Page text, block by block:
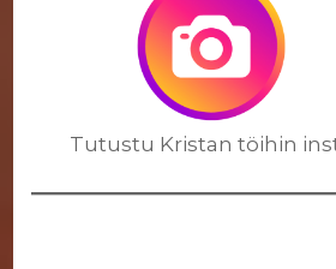
Tutustu Kristan töihin